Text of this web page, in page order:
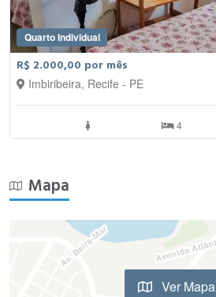
Quarto Individual
R$ 2.000,00 por mês
Imbiribeira, Recife - PE
4
Mapa
Ver Mapa